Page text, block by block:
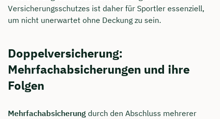
Versicherungsschutzes ist daher für Sportler essenziell,
um nicht unerwartet ohne Deckung zu sein.
Doppelversicherung:
Mehrfachabsicherungen und ihre
Folgen
Mehrfachabsicherung durch den Abschluss mehrerer